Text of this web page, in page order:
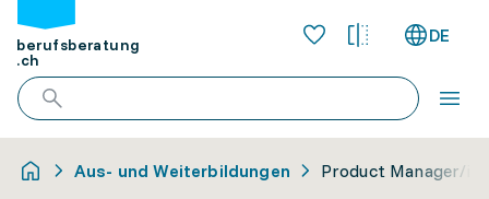
berufsberatung
.ch
DE
Aus- und Weiterbildungen Product Manager/